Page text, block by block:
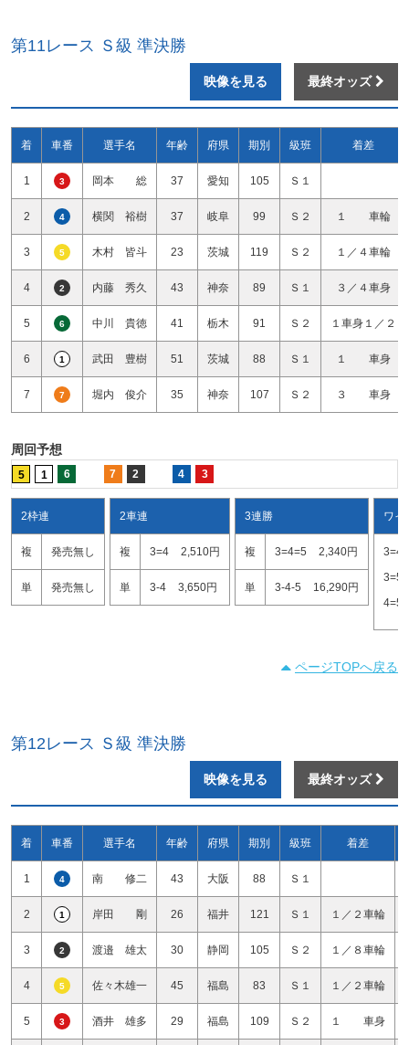
第11レース Ｓ級 準決勝
映像を見る 最終オッズ
着 車番 選手名 年齢 府県 期別 級班 着差
1 3 岡本 総 37 愛知 105 Ｓ１
2 4 横関 裕樹 37 岐阜 99 Ｓ２ １ 車輪
3 5 木村 皆斗 23 茨城 119 Ｓ２ １／４車輪
4 2 内藤 秀久 43 神奈 89 Ｓ１ ３／４車身
5 6 中川 貴徳 41 栃木 91 Ｓ２ １車身１／２
6 1 武田 豊樹 51 茨城 88 Ｓ１ １ 車身
7 7 堀内 俊介 35 神奈 107 Ｓ２ ３ 車身
周回予想
5 1 6 7 2 4 3
2枠連
複 発売無し
単 発売無し
2車連
複 3=4 2,510円
単 3-4 3,650円
3連勝
複 3=4=5 2,340円
単 3-4-5 16,290円
ワイ
3=4
3=5
4=5
ページTOPへ戻る
第12レース Ｓ級 準決勝
映像を見る 最終オッズ
着 車番 選手名 年齢 府県 期別 級班 着差
1 4 南 修二 43 大阪 88 Ｓ１
2 1 岸田 剛 26 福井 121 Ｓ１ １／２車輪
3 2 渡邉 雄太 30 静岡 105 Ｓ２ １／８車輪
4 5 佐々木雄一 45 福島 83 Ｓ１ １／２車輪
5 3 酒井 雄多 29 福島 109 Ｓ２ １ 車身